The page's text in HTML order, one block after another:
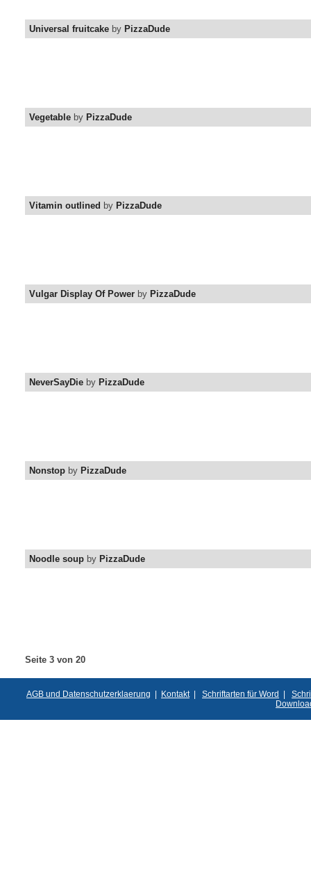
Universal fruitcake by PizzaDude
Vegetable by PizzaDude
Vitamin outlined by PizzaDude
Vulgar Display Of Power by PizzaDude
NeverSayDie by PizzaDude
Nonstop by PizzaDude
Noodle soup by PizzaDude
Seite 3 von 20
AGB und Datenschutzerklaerung | Kontakt| Schriftarten für Word |